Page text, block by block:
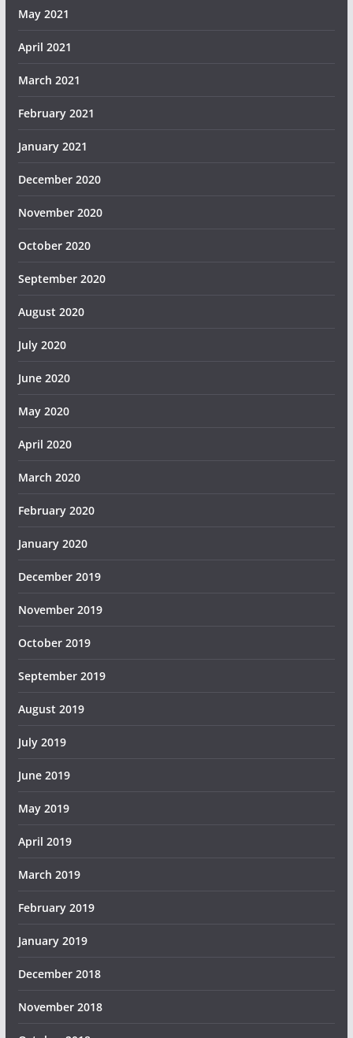
May 2021
April 2021
March 2021
February 2021
January 2021
December 2020
November 2020
October 2020
September 2020
August 2020
July 2020
June 2020
May 2020
April 2020
March 2020
February 2020
January 2020
December 2019
November 2019
October 2019
September 2019
August 2019
July 2019
June 2019
May 2019
April 2019
March 2019
February 2019
January 2019
December 2018
November 2018